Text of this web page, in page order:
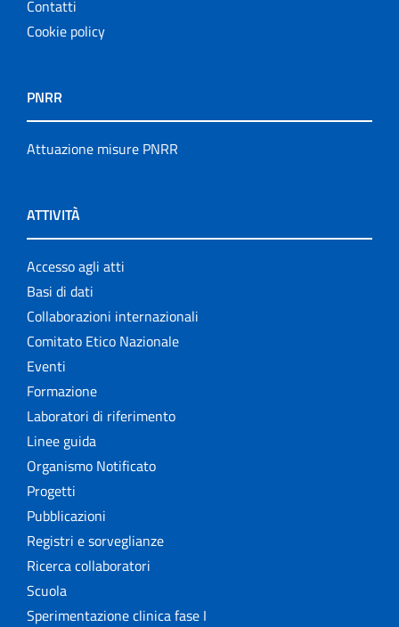
Contatti
Cookie policy
PNRR
Attuazione misure PNRR
ATTIVITÀ
Accesso agli atti
Basi di dati
Collaborazioni internazionali
Comitato Etico Nazionale
Eventi
Formazione
Laboratori di riferimento
Linee guida
Organismo Notificato
Progetti
Pubblicazioni
Registri e sorveglianze
Ricerca collaboratori
Scuola
Sperimentazione clinica fase I